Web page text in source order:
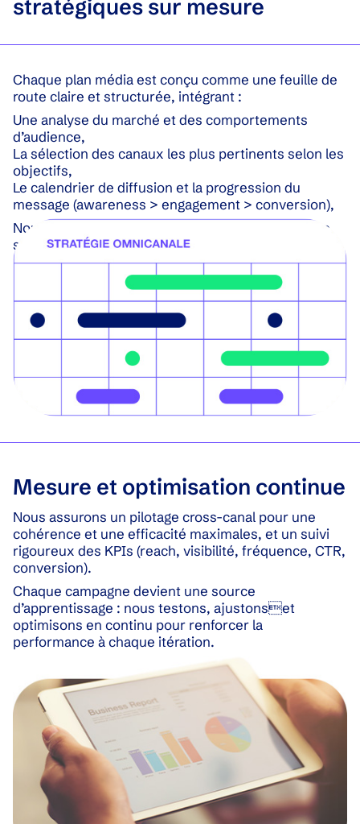
stratégiques sur mesure
Chaque plan média est conçu comme une feuille de
route claire et structurée, intégrant :
Une analyse du marché et des comportements
d’audience,
La sélection des canaux les plus pertinents selon les
objectifs,
Le calendrier de diffusion et la progression du
message (awareness > engagement > conversion),
Nous opérons le media buying en interne avec une
suite de DSP et des accès aux différentes
plateformes
Mesure et optimisation continue
Nous assurons un pilotage cross-canal pour une
cohérence et une efficacité maximales, et un suivi
rigoureux des KPIs (reach, visibilité, fréquence, CTR,
conversion).
Chaque campagne devient une source
d’apprentissage : nous testons, ajustonset
optimisons en continu pour renforcer la
performance à chaque itération.